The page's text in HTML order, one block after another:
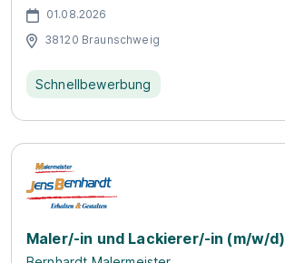
01.08.2026
38120 Braunschweig
Schnellbewerbung
Maler/-in und Lackierer/-in (m/w/d)